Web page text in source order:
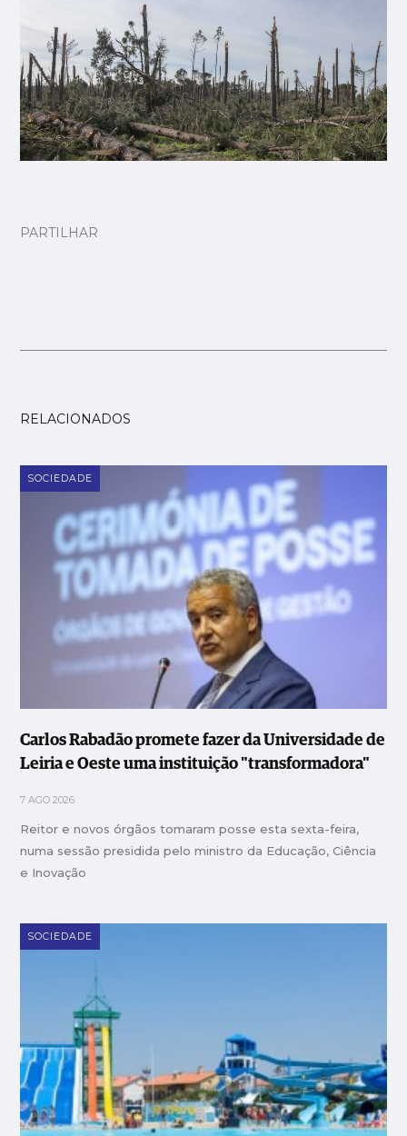
PARTILHAR
RELACIONADOS
SOCIEDADE
Carlos Rabadão promete fazer da Universidade de
Leiria e Oeste uma instituição "transformadora"
7 AGO 2026
Reitor e novos órgãos tomaram posse esta sexta-feira,
numa sessão presidida pelo ministro da Educação, Ciência
e Inovação
SOCIEDADE